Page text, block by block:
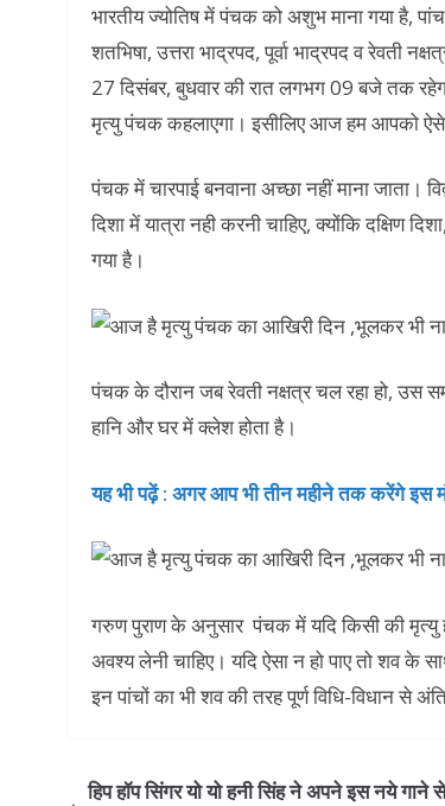
भारतीय ज्योतिष में पंचक को अशुभ माना गया है,
शतभिषा, उत्तरा भाद्रपद, पूर्वा भाद्रपद व
27 दिसंबर, बुधवार की रात लगभग 09 बजे तक
मृत्यु पंचक कहलाएगा। इसीलिए आज हम आपको ऐसे
पंचक में चारपाई बनवाना अच्छा नहीं माना
दिशा में यात्रा नही करनी चाहिए, क्योंकि दक्षिण
गया है।
पंचक के दौरान जब रेवती नक्षत्र चल रहा हो, उस
हानि और घर में क्लेश होता है।
यह भी पढ़ें : अगर आप भी तीन महीने तक करेंगे इस
गरुण पुराण के अनुसार पंचक में यदि किसी की मृत्यु
अवश्य लेनी चाहिए। यदि ऐसा न हो पाए तो शव
इन पांचों का भी शव की तरह पूर्ण विधि-विधान से
हिप हॉप सिंगर यो यो हनी सिंह ने अपने इस नये गाने